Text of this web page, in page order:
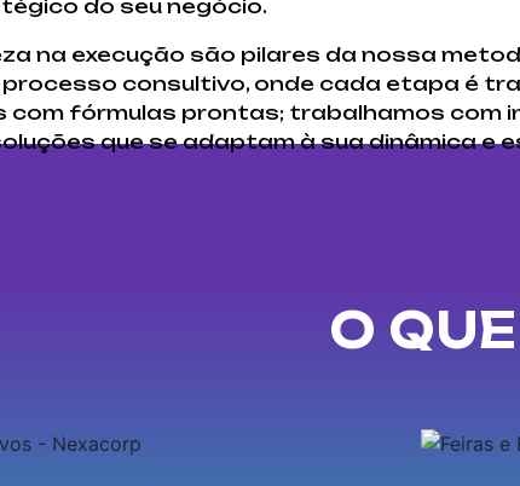
do seu negócio.
na execução são pilares da nossa
consultivo, onde cada etapa é
com fórmulas prontas; trabalhamos com
que se adaptam à sua dinâmica e
O